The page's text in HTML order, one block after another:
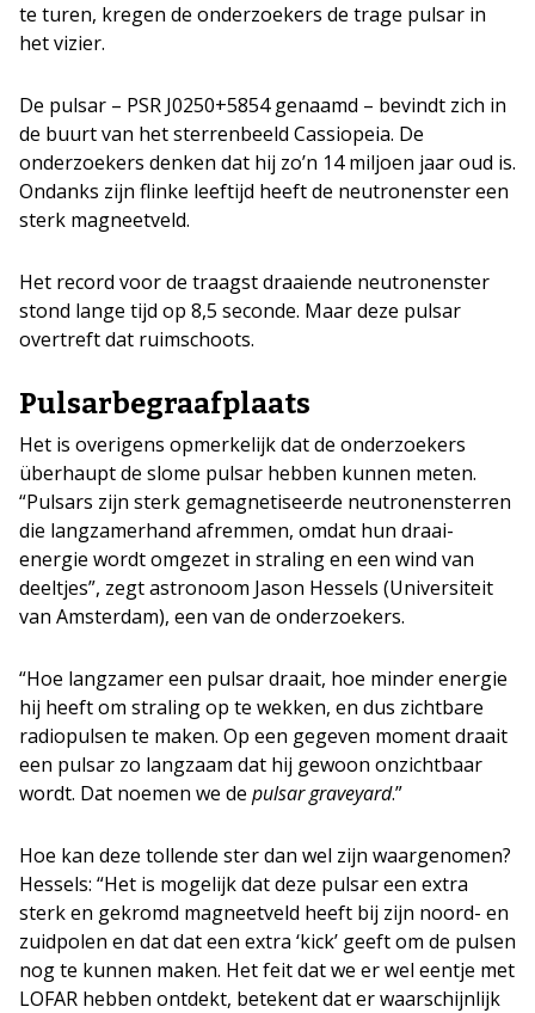
te turen, kregen de onderzoekers de trage pulsar in
het vizier.
De pulsar – PSR J0250+5854 genaamd – bevindt zich in
de buurt van het sterrenbeeld Cassiopeia. De
onderzoekers denken dat hij zo’n 14 miljoen jaar oud is.
Ondanks zijn flinke leeftijd heeft de neutronenster een
sterk magneetveld.
Het record voor de traagst draaiende neutronenster
stond lange tijd op 8,5 seconde. Maar deze pulsar
overtreft dat ruimschoots.
Pulsarbegraafplaats
Het is overigens opmerkelijk dat de onderzoekers
überhaupt de slome pulsar hebben kunnen meten.
“Pulsars zijn sterk gemagnetiseerde neutronensterren
die langzamerhand afremmen, omdat hun draai-
energie wordt omgezet in straling en een wind van
deeltjes”, zegt astronoom Jason Hessels (Universiteit
van Amsterdam), een van de onderzoekers.
“Hoe langzamer een pulsar draait, hoe minder energie
hij heeft om straling op te wekken, en dus zichtbare
radiopulsen te maken. Op een gegeven moment draait
een pulsar zo langzaam dat hij gewoon onzichtbaar
wordt. Dat noemen we de pulsar graveyard.”
Hoe kan deze tollende ster dan wel zijn waargenomen?
Hessels: “Het is mogelijk dat deze pulsar een extra
sterk en gekromd magneetveld heeft bij zijn noord- en
zuidpolen en dat dat een extra ‘kick’ geeft om de pulsen
nog te kunnen maken. Het feit dat we er wel eentje met
LOFAR hebben ontdekt, betekent dat er waarschijnlijk